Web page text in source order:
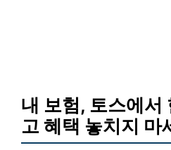
내 보험, 토스에서
고 혜택 놓치지 마